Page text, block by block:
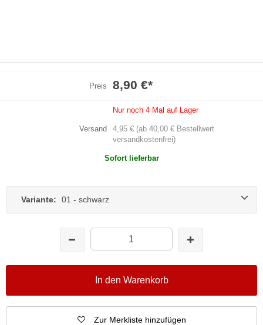
Preis 8,90 €*
Nur noch 4 Mal auf Lager
Versand
4,95 € (ab 40,00 € Bestellwert
versandkostenfrei)
Sofort lieferbar
Variante: 01 - schwarz
In den Warenkorb
Zur Merkliste hinzufügen